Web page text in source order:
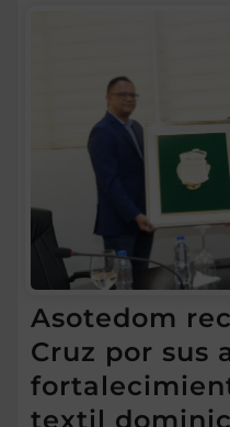
Asotedom
Cruz por sus
textil